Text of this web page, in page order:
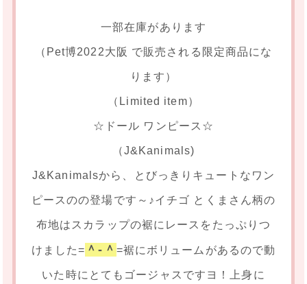
一部在庫があります
（Pet博2022大阪 で販売される限定商品にな
ります）
（Limited item）
☆ドール ワンピース☆
（J&Kanimals)
J&Kanimalsから、とびっきりキュートなワン
ピースのの登場です～♪イチゴ とくまさん柄の
布地はスカラップの裾にレースをたっぷりつ
けました= ＾-＾ =裾にボリュームがあるので動
いた時にとてもゴージャスですヨ！上身に